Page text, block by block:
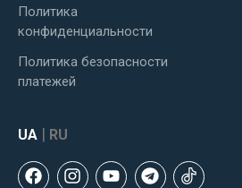
Политика
конфиденциальности
Политика безопасности
платежей
UA | RU